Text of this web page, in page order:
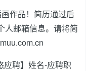
作品！简历通过后
人邮箱信息。请将简
应聘】姓名-应聘职